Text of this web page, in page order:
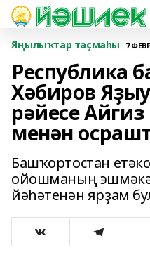
Яңылыҡтар таҫмаһы 7
Республика
Хәбиров
рәйесе
менән
Башҡортостан
ойошманың
йәһәтенән ярҙам